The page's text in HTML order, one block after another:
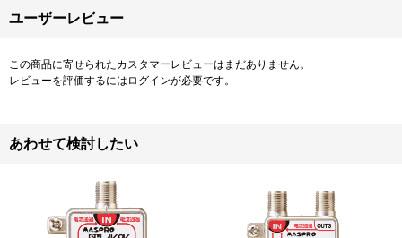
ユーザーレビュー
この商品に寄せられたカスタマーレビューはまだありません。
レビューを評価するには ログインが必要です。
あわせて検討したい